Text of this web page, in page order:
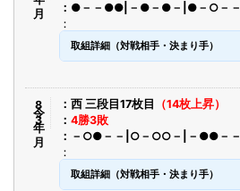
●－－●●|－●－●－|●－○－－
取組詳細（対戦相手・決まり手）
令8年3月 西 三段目17枚目
（14枚上昇）
4勝3敗
－○●－－|○－○○－|－●●－－
取組詳細（対戦相手・決まり手）